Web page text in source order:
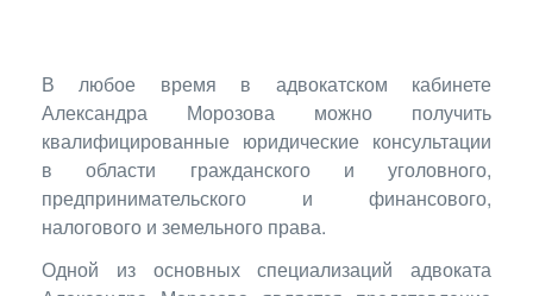
В любое время в адвокатском кабинете
Александра Морозова можно получить
квалифицированные юридические консультации
в области гражданского и уголовного,
предпринимательского и финансового,
налогового и земельного права.
Одной из основных специализаций адвоката